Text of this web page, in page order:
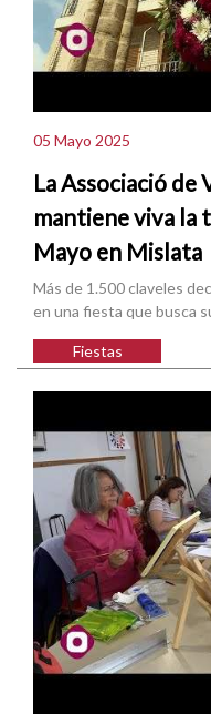
05 Mayo 2025
La Associació de
mantiene viva la
Mayo en Mislata
Más de 1.500 claveles
en una fiesta que busca
Fiestas